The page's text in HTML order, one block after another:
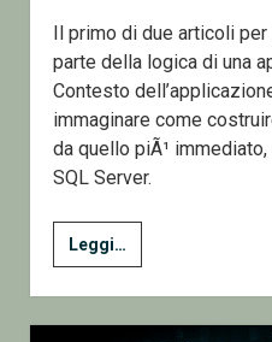
Il primo di due articoli
parte della logica di una
Contesto
immaginare come
da quello piÃ¹
SQL Server.
Leggi…1
–
Diamoci
un